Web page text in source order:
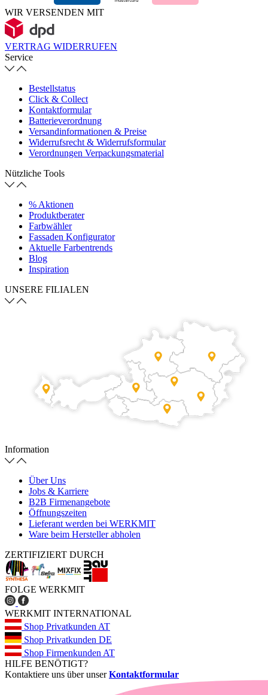
WIR VERSENDEN MIT
VERTRAG WIDERRUFEN
Service
Bestellstatus
Click & Collect
Kontaktformular
Batterieverordnung
Versandinformationen & Preise
Widerrufsrecht & Widerrufsformular
Verordnungen Verpackungsmaterial
Nützliche Tools
% Aktionen
Produktberater
Farbwähler
Fassaden Konfigurator
Aktuelle Farbentrends
Blog
Inspiration
UNSERE FILIALEN
Information
Über Uns
Jobs & Karriere
B2B Firmenangebote
Öffnungszeiten
Lieferant werden bei WERKMIT
Ware beim Hersteller abholen
ZERTIFIZIERT DURCH
FOLGE WERKMIT
WERKMIT INTERNATIONAL
Shop Privatkunden AT
Shop Privatkunden DE
Shop Firmenkunden AT
HILFE BENÖTIGT?
Kontaktiere uns über unserKontaktformular